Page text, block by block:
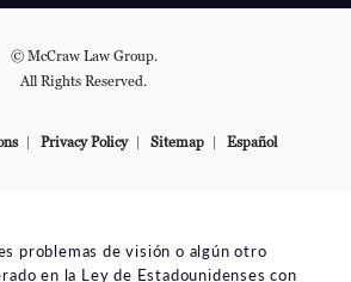
© McCraw Law Group.
All Rights Reserved.
Privacy Policy Sitemap Español
problemas de visión o algún otro
en la Ley de Estadounidenses con